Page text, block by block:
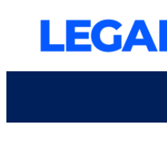
contenu